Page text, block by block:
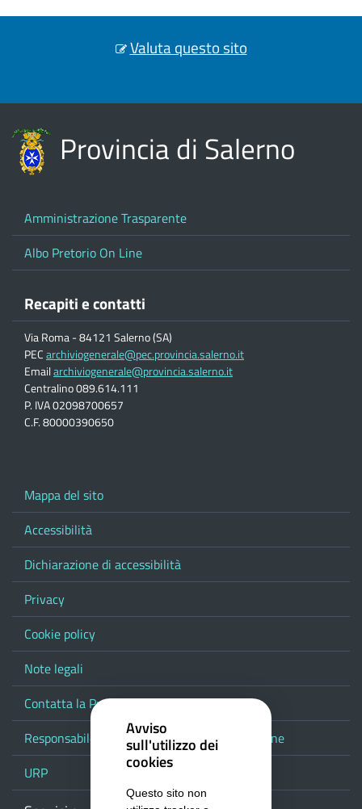
Valuta questo sito
Provincia di Salerno
Amministrazione Trasparente
Albo Pretorio On Line
Recapiti e contatti
Via Roma - 84121 Salerno (SA)
PECarchiviogenerale@pec.provincia.salerno.it
Emailarchiviogenerale@provincia.salerno.it
Centralino 089.614.111
P. IVA 02098700657
C.F. 80000390650
Mappa del sito
Accessibilità
Dichiarazione di accessibilità
Privacy
Cookie policy
Note legali
Contatta la Provincia
Responsabile del procedimento di pubblicazione
URP
Avviso
sull'utilizzo dei
cookies
Questo sito non